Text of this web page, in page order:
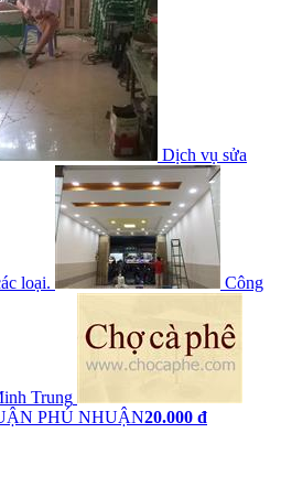
Dịch vụ sửa
loại. Công
Trung
PHÚ NHUẬN20.000 đ